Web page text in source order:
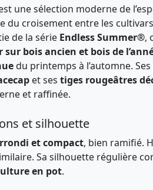
une sélection moderne de
du croisement entre les cultivars
de la série Endless Summer®,
bois ancien et bois de
du printemps à l’automne. Ses
et ses tiges rougeâtres
et raffinée.
et silhouette
et compact, bien ramifié.
Sa silhouette régulière
en pot.